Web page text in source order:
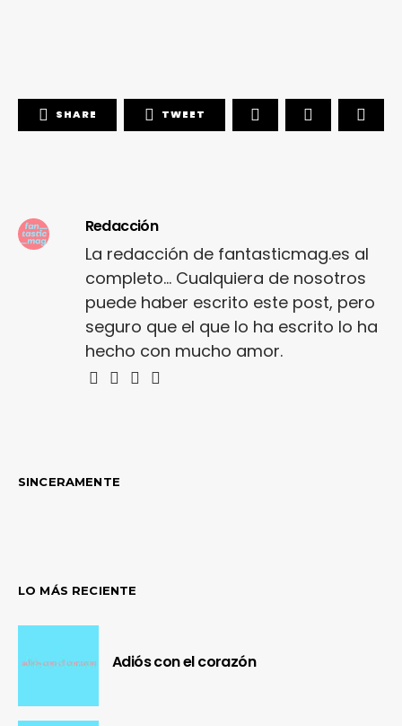
SHARE TWEET
Redacción
La redacción de fantasticmag.es al
completo... Cualquiera de nosotros
puede haber escrito este post, pero
seguro que el que lo ha escrito lo ha
hecho con mucho amor.
SINCERAMENTE
LO MÁS RECIENTE
Adiós con el corazón